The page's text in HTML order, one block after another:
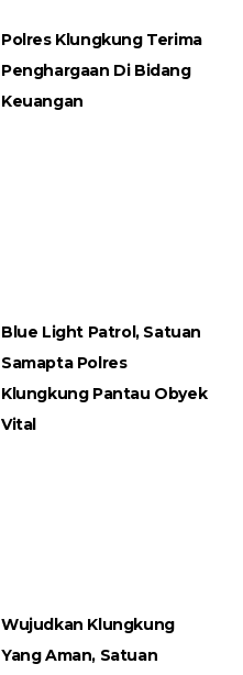
Polres Klungkung Terima
Penghargaan Di Bidang
Keuangan
Blue Light Patrol, Satuan
Samapta Polres
Klungkung Pantau Obyek
Vital
Wujudkan Klungkung
Yang Aman, Satuan